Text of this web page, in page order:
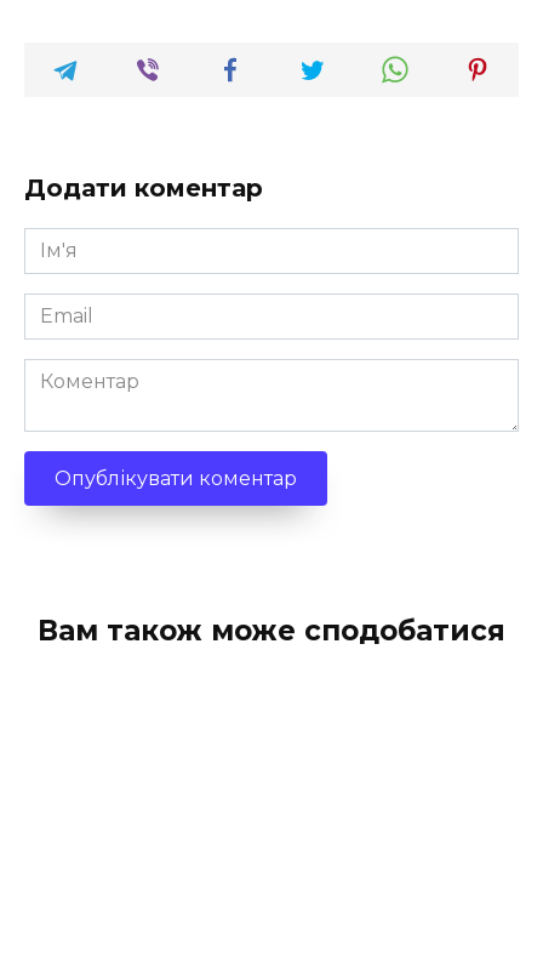
Додати коментар
Ім'я
*
Email
*
Коментар
Вам також може сподобатися